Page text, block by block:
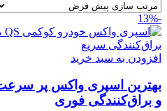
-13%
افزودن به سبد خرید
و براق‌کنندگی فوری